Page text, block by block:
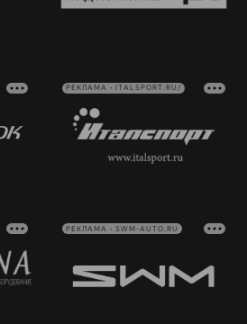
РЕКЛАМА • ITALSPORT.RU/
РЕКЛАМА • SWM-AUTO.RU